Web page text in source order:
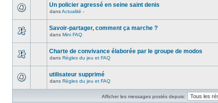
Un policier agressé en seine saint denis
dansActualité -
Savoir-partager, comment ça marche ?
dans Mini FAQ
Charte de convivance élaborée par le groupe de modos
dans Règles du jeu et FAQ
utilisateur supprimé
dans Règles du jeu et FAQ
Afficher les messages postés depuis: